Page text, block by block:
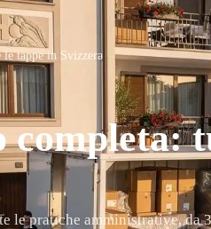
tappe in Svizzera
completa:
le pratiche amministrative, da 3